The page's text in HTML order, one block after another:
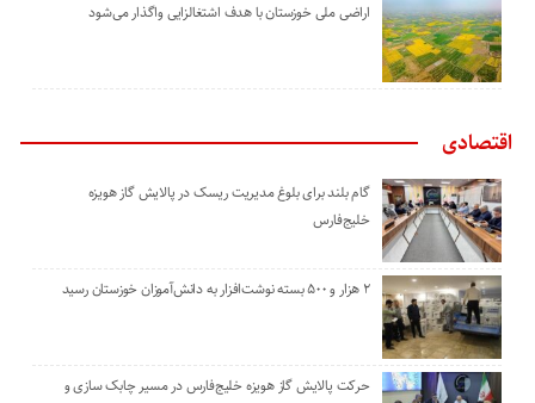
اراضی ملی خوزستان با هدف اشتغالزایی واگذار می‌شود
اقتصادی
گام بلند برای بلوغ مدیریت ریسک در پالایش گاز هویزه
خلیج‌فارس
۲ هزار و ۵۰۰ بسته نوشت‌افزار به دانش‌آموزان خوزستان رسید
حرکت پالایش گاز هویزه خلیج‌فارس در مسیر چابک سازی و